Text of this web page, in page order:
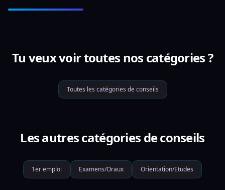
Tu veux voir toutes nos catégories ?
Toutes les catégories de conseils
Les autres catégories de conseils
1er emploi Examens/Oraux Orientation/Etudes